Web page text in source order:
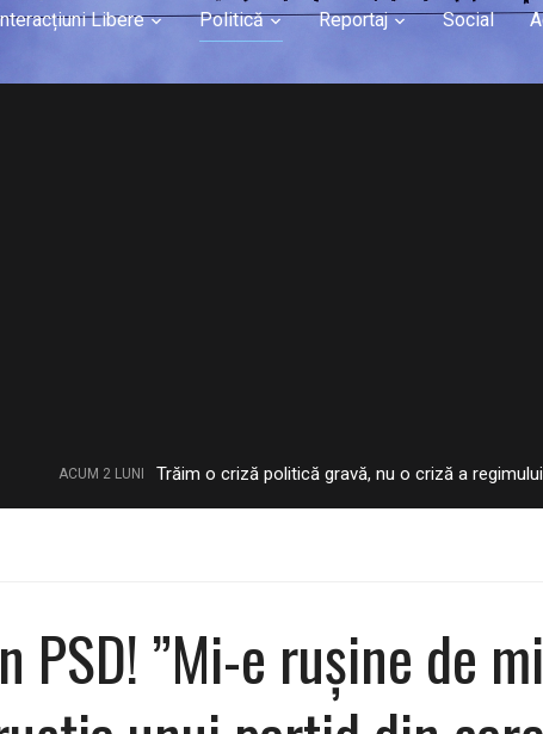
Libere Politică Reportaj Social
2 LUNI Trăim o criză politică gravă, nu o criză a regimului
PSD! ”Mi-e ruşine de